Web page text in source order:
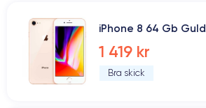
iPhone 8 64 Gb Guld
1 419 kr
Bra skick